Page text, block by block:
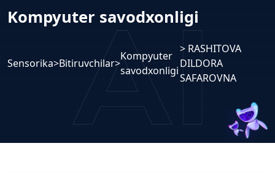
Kompyuter savodxonligi
Sensorika>Bitiruvchilar>
Kompyuter
savodxonligi
> RASHITOVA
DILDORA
SAFAROVNA